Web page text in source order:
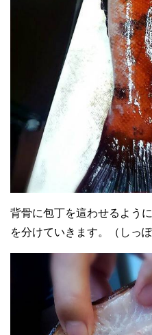
背骨に包丁を這わせるよう
を分けていきます。（しっ